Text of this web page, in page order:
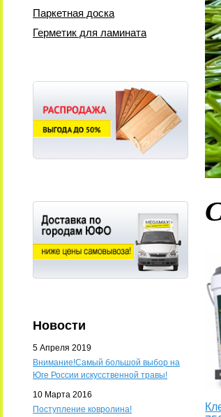
Паркетная доска
Герметик для ламината
Новости
5 Апреля 2019
Внимание!Самый большой выбор на
Юге России искусственной травы!
10 Марта 2016
Поступление ковролина!